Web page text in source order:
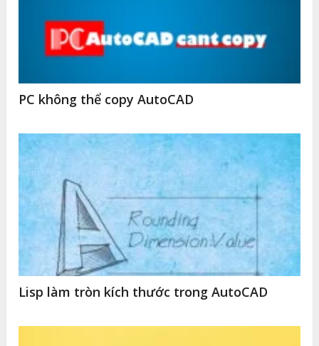
PC không thể copy AutoCAD
Lisp làm tròn kích thước trong AutoCAD